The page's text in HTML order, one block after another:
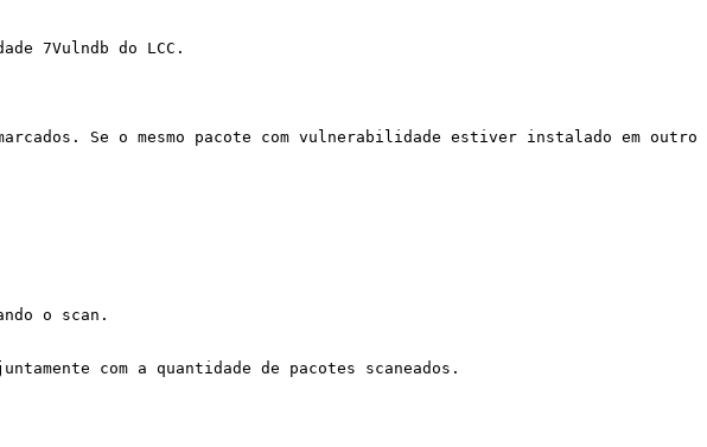
7Vulndb do LCC.
Se o mesmo pacote com vulnerabilidade estiver instalado em outro
o scan.
com a quantidade de pacotes scaneados.